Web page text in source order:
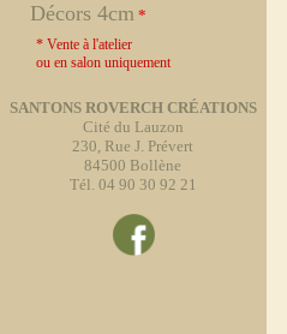
Décors 4cm *
* Vente à l'atelier
ou en salon uniquement
SANTONS ROVERCH CRÉATIONS
Cité du Lauzon
230, Rue J. Prévert
84500 Bollène
Tél. 04 90 30 92 21